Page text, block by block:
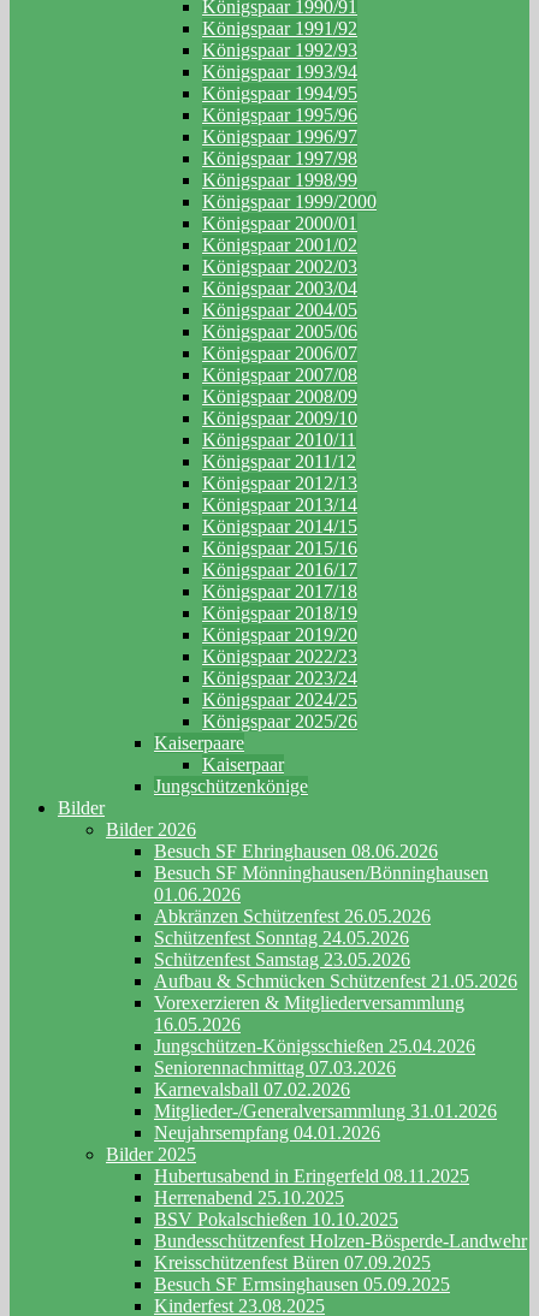
Königspaar 1990/91
Königspaar 1991/92
Königspaar 1992/93
Königspaar 1993/94
Königspaar 1994/95
Königspaar 1995/96
Königspaar 1996/97
Königspaar 1997/98
Königspaar 1998/99
Königspaar 1999/2000
Königspaar 2000/01
Königspaar 2001/02
Königspaar 2002/03
Königspaar 2003/04
Königspaar 2004/05
Königspaar 2005/06
Königspaar 2006/07
Königspaar 2007/08
Königspaar 2008/09
Königspaar 2009/10
Königspaar 2010/11
Königspaar 2011/12
Königspaar 2012/13
Königspaar 2013/14
Königspaar 2014/15
Königspaar 2015/16
Königspaar 2016/17
Königspaar 2017/18
Königspaar 2018/19
Königspaar 2019/20
Königspaar 2022/23
Königspaar 2023/24
Königspaar 2024/25
Königspaar 2025/26
Kaiserpaare
Kaiserpaar
Jungschützenkönige
Bilder
Bilder 2026
Besuch SF Ehringhausen 08.06.2026
Besuch SF Mönninghausen/Bönninghausen
01.06.2026
Abkränzen Schützenfest 26.05.2026
Schützenfest Sonntag 24.05.2026
Schützenfest Samstag 23.05.2026
Aufbau & Schmücken Schützenfest 21.05.2026
Vorexerzieren & Mitgliederversammlung
16.05.2026
Jungschützen-Königsschießen 25.04.2026
Seniorennachmittag 07.03.2026
Karnevalsball 07.02.2026
Mitglieder-/Generalversammlung 31.01.2026
Neujahrsempfang 04.01.2026
Bilder 2025
Hubertusabend in Eringerfeld 08.11.2025
Herrenabend 25.10.2025
BSV Pokalschießen 10.10.2025
Bundesschützenfest Holzen-Bösperde-Landwehr
Kreisschützenfest Büren 07.09.2025
Besuch SF Ermsinghausen 05.09.2025
Kinderfest 23.08.2025